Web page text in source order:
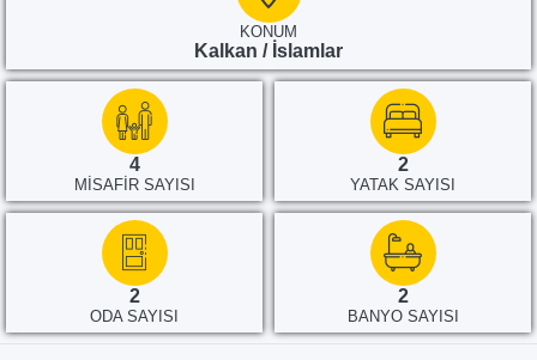
KONUM
Kalkan / İslamlar
4
MISAFIR SAYISI
2
YATAK SAYISI
2
ODA SAYISI
2
BANYO SAYISI